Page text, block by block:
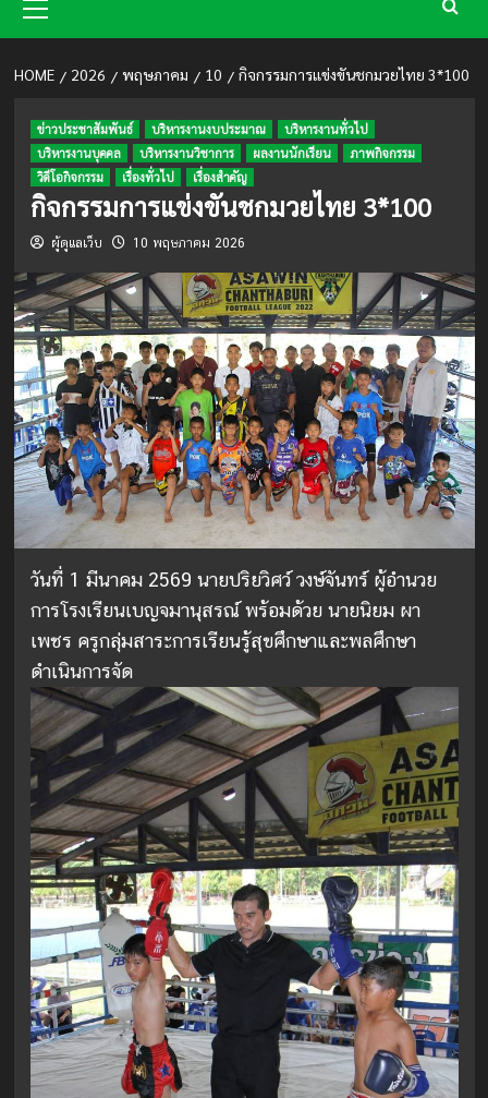
Menu
HOME 2026 พฤษภาคม 10 กิจกรรมการแข่งขันชกมวยไทย 3*100
ข่าวประชาสัมพันธ์ บริหารงานงบประมาณ
บริหารงานทั่วไป
บริหารงานบุคคล
บริหารงานวิชาการ ผลงานนักเรียน
ภาพกิจกรรม
วิดีโอกิจกรรม
เรื่องทั่วไป เรื่องสำคัญ
กิจกรรมการแข่งขันชกมวยไทย 3*100
ผู้ดูแลเว็บ 10 พฤษภาคม 2026
วันที่ 1 มีนาคม 2569 นายปริยวิศว์ วงษ์จันทร์ ผู้อำนวย
การโรงเรียนเบญจมานุสรณ์ พร้อมด้วย นายนิยม ผา
เพชร ครูกลุ่มสาระการเรียนรู้สุขศึกษาและพลศึกษา
ดำเนินการจัด